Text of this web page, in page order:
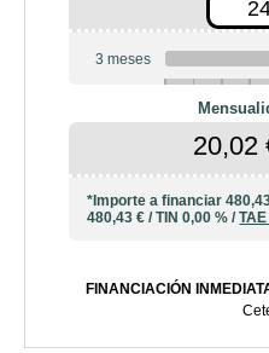
3 meses
20,02
*Importe a financiar
480,43 € /TIN0,00 % /
FINANCIACIÓN